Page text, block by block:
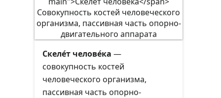
Скеле́т челове́ка —
совокупность костей
человеческого организма,
пассивная часть опорно-